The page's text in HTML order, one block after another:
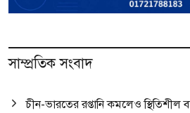
সাম্প্রতিক সংবাদ
চীন-ভারতের রপ্তানি কমলেও স্থিতিশীল